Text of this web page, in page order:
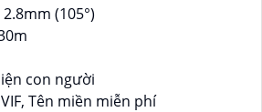
(105°)
con người
Tên miền miễn phí